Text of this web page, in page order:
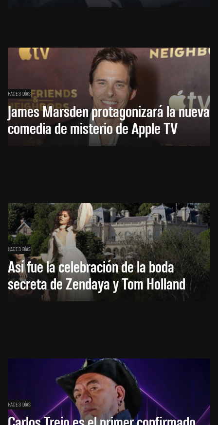
HACE 3 DÍAS
James Marsden protagonizará la nueva
comedia de misterio de Apple TV
HACE 3 DÍAS
Así fue la celebración de la boda
secreta de Zendaya y Tom Holland
HACE 3 DÍAS